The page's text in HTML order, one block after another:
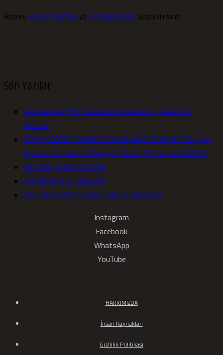
Bizlere numaramızdan ve instagramdan ulaşabilirsiniz.
Son Yazılar
Başiskele’de YKS Basketbol Akademisi – Geleceğin
Yıldızları
BAŞİSKELE’DE YÜZME KULÜBÜMÜZ BAŞLADI Tüm Yaş
Grupları İçin Kadın-Erkek Ayrı Seans Profesyonel Eğitim
OLAĞAN KONGRE İLANI
ANTRENÖR ALIMI İLANI
YKS KARTEPE FUTBOL OKULU BAŞLADI
Instagram
Facebook
WhatsApp
YouTube
HAKKIMIZDA
İnsan Kaynakları
Gizllilik Politikası